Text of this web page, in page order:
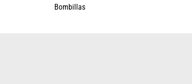
Bombillas